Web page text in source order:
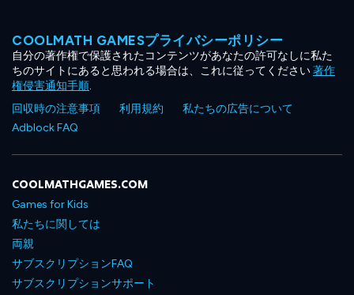
COOLMATH GAMESプライバシーポリシー
自分の著作権で保護されたコンテンツがあなたの許可なしに私た
ちのサイトにあると思われる場合は、これに従ってください著作
権侵害通知手順.
回収時の注意事項
利用規約
私たちの広告について
Adblock FAQ
COOLMATHGAMES.COM
Games for Kids
私たちに関しては
両親
サブスクリプションFAQ
サブスクリプションサポート